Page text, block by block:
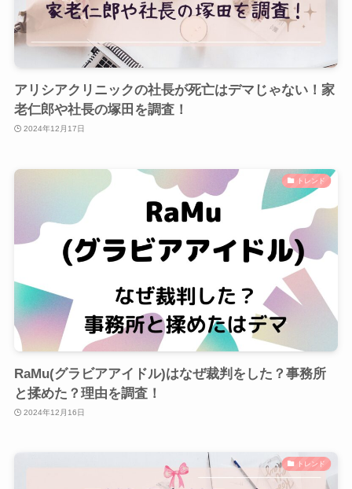
アリシアクリニックの社長が死亡はデマじゃない！家
老仁郎や社長の塚田を調査！
2024年12月17日
トレンド
RaMu(グラビアアイドル)はなぜ裁判をした？事務所
と揉めた？理由を調査！
2024年12月16日
トレンド